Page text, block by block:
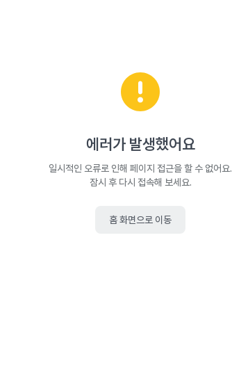
에러가 발생했어요
일시적인 오류로 인해 페이지 접근을 할 수 없어요.
잠시 후 다시 접속해 보세요.
홈 화면으로 이동